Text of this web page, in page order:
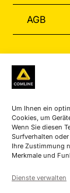
Um Ihnen ein
Cookies, um
Wenn Sie diesen
Surfverhalten
Ihre Zustimmung
Merkmale und
Dienste verwalten
AGB
Versand
Service-
Kontakt